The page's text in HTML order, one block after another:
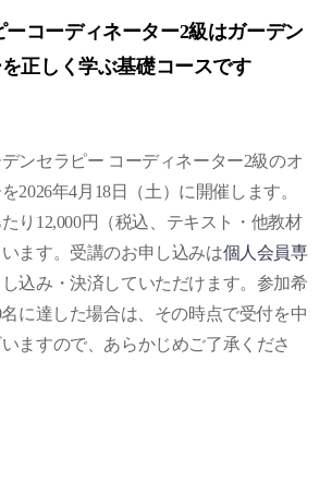
ーコーディネーター2級はガーデン
正しく学ぶ基礎コースです
ンセラピー コーディネーター2級のオ
2026年4月18日（土）に開催します。
り12,000円（税込、テキスト・他教材
ます。受講のお申し込みは個人会員専
込み・決済していただけます。参加希
に達した場合は、その時点で受付を中
ますので、あらかじめご了承くださ